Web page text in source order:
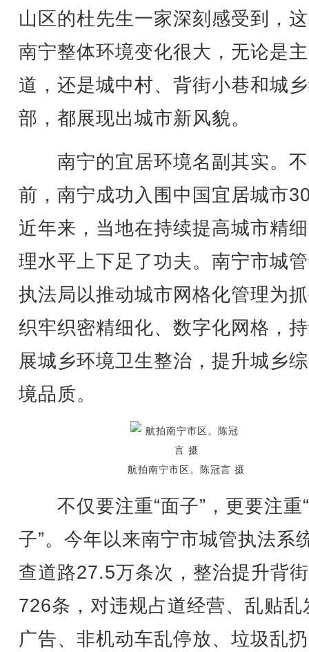
山区的杜先生一家深刻感受到，
南宁整体环境变化很大，无论是
道，还是城中村、背街小巷和城
部，都展现出城市新风貌。
南宁的宜居环境名副其实。
前，南宁成功入围中国宜居城市
近年来，当地在持续提高城市精
理水平上下足了功夫。南宁市城
执法局以推动城市网格化管理为
织牢织密精细化、数字化网格，
展城乡环境卫生整治，提升城乡
境品质。
航拍南宁市区。陈冠言 摄
不仅要注重“面子”，更要注重
子”。今年以来南宁市城管执法系
查道路27.5万条次，整治提升背
726条，对违规占道经营、乱贴乱
广告、非机动车乱停放、垃圾乱